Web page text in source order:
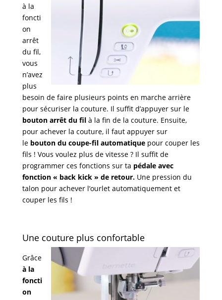
à la
foncti
on
arrêt
du fil,
vous
n’avez
plus
besoin de faire plusieurs points en marche arrière
pour sécuriser la couture. Il suffit d’appuyer sur le
bouton arrêt du fil à la fin de la couture. Ensuite,
pour achever la couture, il faut appuyer sur
le bouton du coupe-fil automatique pour couper les
fils ! Vous voulez plus de vitesse ? Il suffit de
programmer ces fonctions sur ta pédale avec
fonction « back kick » de retour.Une pression du
talon pour achever l’ourlet automatiquement et
couper les fils !
Une couture plus confortable
Grâce
à la
foncti
on